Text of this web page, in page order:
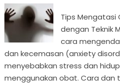
Tips Mengatasi
dengan Teknik
cara
dan kecemasan (anxiety
menyebabkan stress dan
menggunakan obat. Cara dan